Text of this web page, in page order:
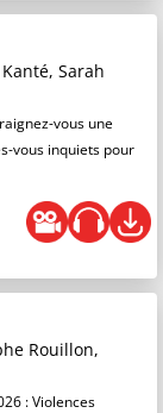
Sarah
vous une
vous inquiets pour
Rouillon,
: Violences